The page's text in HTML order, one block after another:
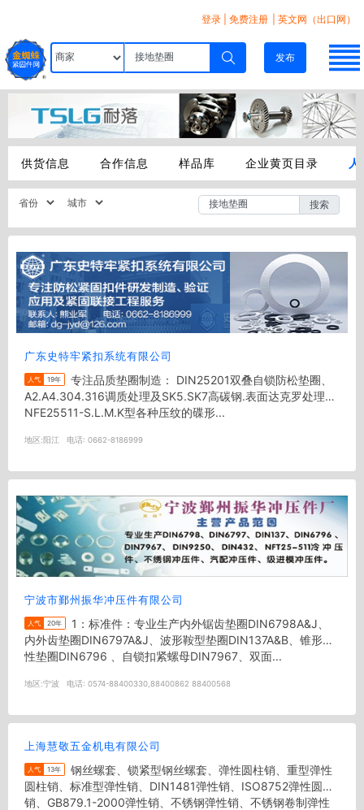
登录 免费注册 | 英文网（出口网）
发布
供货信息 合作信息 样品库 企业黄页目录
搜索
广东史特牢紧扣系统有限公司
人气 19年
A2.A4.304.316调质处理及SK5.SK7高碳钢.表面达克罗处理
NFE25511-S.L.M.K型各种压纹的碟形...
地区: 阳江 电话: 0662-8186999
宁波市鄞州振华冲压件有限公司
人气 20年
内外齿垫圈DIN6797A&J、波形鞍型垫圈DIN137A&B、锥形弹
性垫圈DIN6796 、自锁扣紧螺母DIN7967、双面...
地区:宁波 电话: 0574-88400330,88400862 88400568
上海慧敬五金机电有限公司
人气 13年
圆柱销、标准型弹性销、DIN1481弹性销、ISO8752弹性圆柱
销、GB879.1-2000弹性销、不锈钢弹性销、不锈钢卷制弹性